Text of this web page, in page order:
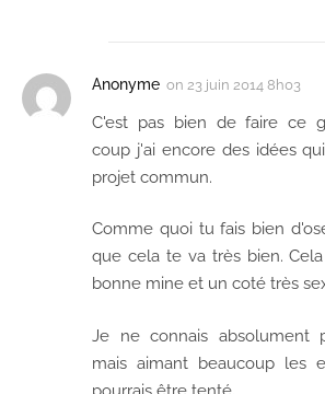
Anonyme on 23 juin 2014 8h03
C'est pas bien de faire ce
coup j'ai encore des idées
projet commun.
Comme quoi tu fais bien
que cela te va très bien.
bonne mine et un coté très
Je ne connais absolument
mais aimant beaucoup les